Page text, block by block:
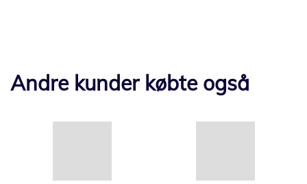
Andre kunder købte også